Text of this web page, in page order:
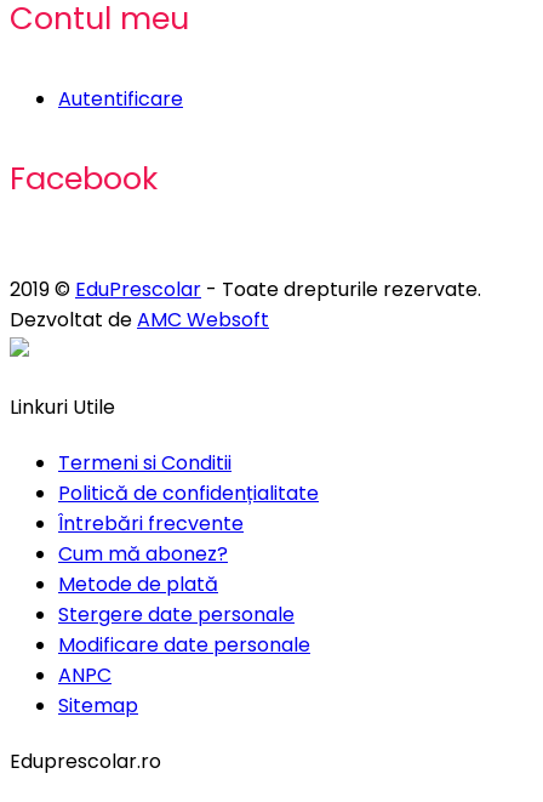
Contul meu
Autentificare
Facebook
2019 © EduPrescolar - Toate drepturile rezervate.
Dezvoltat deAMC Websoft
Linkuri Utile
Termeni si Conditii
Politică de confidențialitate
Întrebări frecvente
Cum mă abonez?
Metode de plată
Stergere date personale
Modificare date personale
ANPC
Sitemap
Eduprescolar.ro